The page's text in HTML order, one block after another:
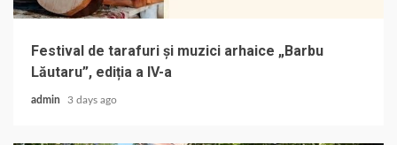
Festival de tarafuri și muzici arhaice „Barbu
Lăutaru”, ediția a IV-a
admin 3 days ago